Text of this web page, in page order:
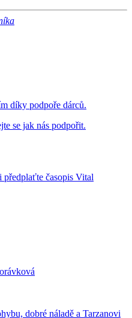
díky podpoře dárců.
se jak nás podpořit.
předplaťte časopis Vital
dobré náladě a Tarzanovi